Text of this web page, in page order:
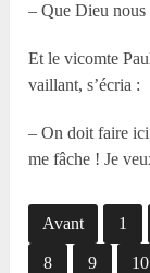
– Que Dieu nous
Et le vicomte
vaillant, s’écria :
– On doit faire
me fâche ! Je
Avant 1
8 9 10